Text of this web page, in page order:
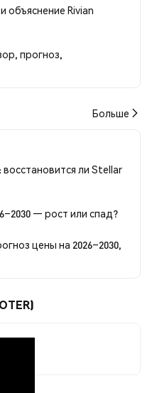
объяснение Rivian
прогноз,
Больше
восстановится ли Stellar
— рост или спад?
цены на 2026–2030,